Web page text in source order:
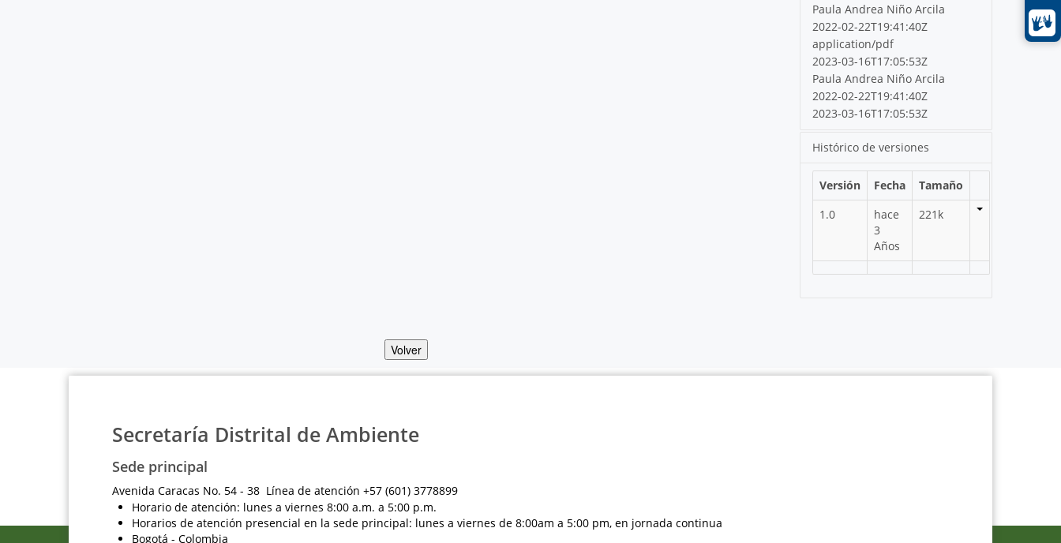
Paula Andrea Niño Arcila
2022-02-22T19:41:40Z
application/pdf
2023-03-16T17:05:53Z
Paula Andrea Niño Arcila
2022-02-22T19:41:40Z
2023-03-16T17:05:53Z
Histórico de versiones
Versión Fecha
Tamaño
1.0
hace
3
Años
221k
Volver
Secretaría Distrital de Ambiente
Sede principal
Avenida Caracas No. 54 - 38 Línea de atención +57 (601) 3778899
Horario de atención: lunes a viernes 8:00 a.m. a 5:00 p.m.
Horarios de atención presencial en la sede principal: lunes a viernes de 8:00am a 5:00 pm, en jornada continua
Bogotá - Colombia